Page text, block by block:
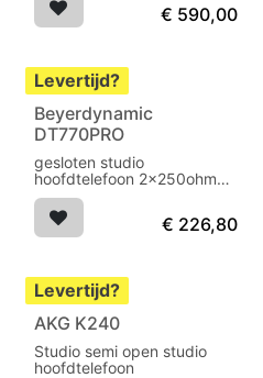
€ 590,00
Levertijd?
Beyerdynamic
DT770PRO
gesloten studio
hoofdtelefoon 2x250ohm
5-35000Hz 96dB
€ 226,80
Levertijd?
AKG K240
Studio semi open studio
hoofdtelefoon